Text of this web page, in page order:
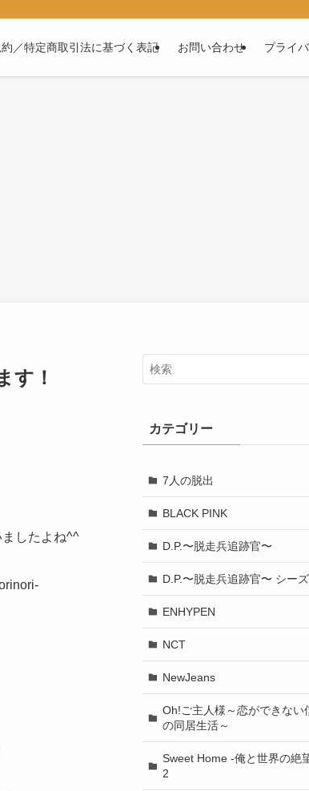
／特定商取引法に基づく表記 お問い合わせ プライ
す！
したよね^^
カテゴリー
7人の脱出
BLACK PINK
D.P.〜脱走兵追跡官〜
D.P.〜脱走兵追跡官〜 シー
ENHYPEN
NCT
NewJeans
Oh!ご主人様～恋ができない
の同居生活～
Sweet Home -俺と世界の
2